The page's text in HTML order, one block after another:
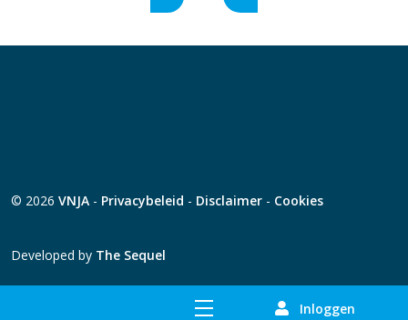
Inloggen
© 2026 VNJA - Privacybeleid - Disclaimer - Cookies
Developed by The Sequel